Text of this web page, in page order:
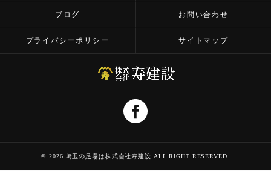
ブログ お問い合わせ
プライバシーポリシー サイトマップ
© 2026 埼玉の足場は株式会社寿建設 ALL RIGHT RESERVED.